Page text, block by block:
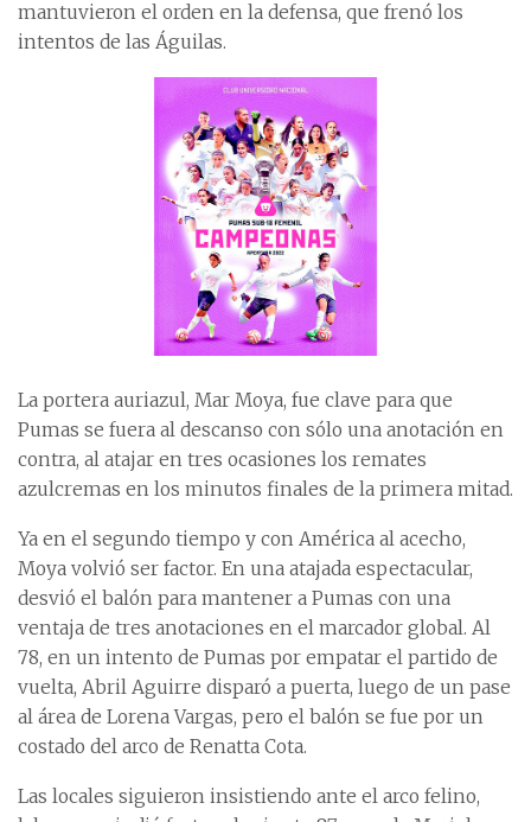
mantuvieron el orden en la defensa, que frenó los
intentos de las Águilas.
La portera auriazul, Mar Moya, fue clave para que
Pumas se fuera al descanso con sólo una anotación en
contra, al atajar en tres ocasiones los remates
azulcremas en los minutos finales de la primera mitad.
Ya en el segundo tiempo y con América al acecho,
Moya volvió ser factor. En una atajada espectacular,
desvió el balón para mantener a Pumas con una
ventaja de tres anotaciones en el marcador global. Al
78, en un intento de Pumas por empatar el partido de
vuelta, Abril Aguirre disparó a puerta, luego de un pase
al área de Lorena Vargas, pero el balón se fue por un
costado del arco de Renatta Cota.
Las locales siguieron insistiendo ante el arco felino,